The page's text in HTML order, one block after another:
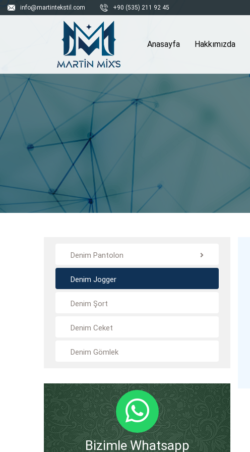
info@martintekstil.com +90 (535) 211 92 45
Anasayfa Hakkımızda
Denim Pantolon
Denim Jogger
Denim Şort
Denim Ceket
Denim Gömlek
Bizimle Whatsapp